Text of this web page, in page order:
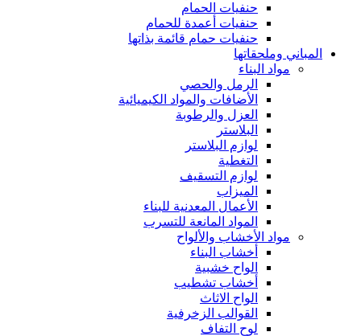
حنفيات الحمام
حنفيات أعمدة للحمام
حنفيات حمام قائمة بذاتها
المباني وملحقاتها
مواد البناء
الرمل والحصي
الأضافات والمواد الكيميائية
العزل والرطوبة
البلاستر
لوازم البلاستر
التغطية
لوازم التسقيف
الميزاب
الأعمال المعدنية للبناء
المواد المانعة للتسرب
مواد الأخشاب والألواح
أخشاب البناء
الواح خشبية
أخشاب تشطيب
الواح الاثاث
القوالب الزخرفية
لوح التفاف